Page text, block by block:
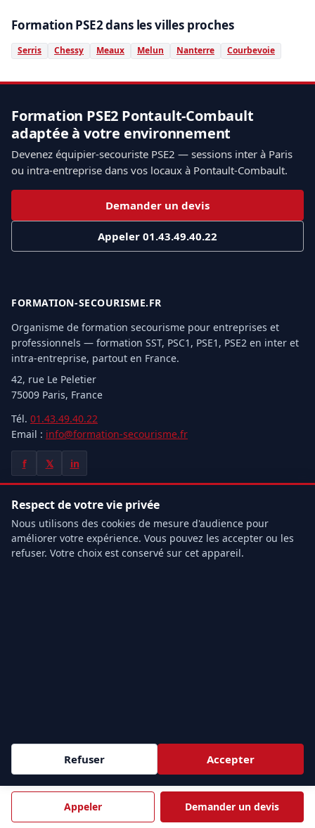
Appeler Demander un devis
Formation PSE2 dans les villes proches
Serris Chessy Meaux Melun Nanterre Courbevoie
Formation PSE2 Pontault-Combault
adaptée à votre environnement
Devenez équipier-secouriste PSE2 — sessions inter à Paris
ou intra-entreprise dans vos locaux à Pontault-Combault.
Demander un devis
Appeler 01.43.49.40.22
FORMATION-SECOURISME.FR
Organisme de formation secourisme pour entreprises et
professionnels — formation SST, PSC1, PSE1, PSE2 en inter et
intra-entreprise, partout en France.
42, rue Le Peletier
75009 Paris, France
Tél. 01.43.49.40.22
Email : info@formation-secourisme.fr
f 𝕏 in
NOS FORMATIONS
Formation SST
Recyclage MAC SST
Grille tarifaire
Notre organisme
Respect de votre vie privée
Nous utilisons des cookies de mesure d'audience pour
améliorer votre expérience. Vous pouvez les accepter ou les
refuser. Votre choix est conservé sur cet appareil.
Refuser Accepter